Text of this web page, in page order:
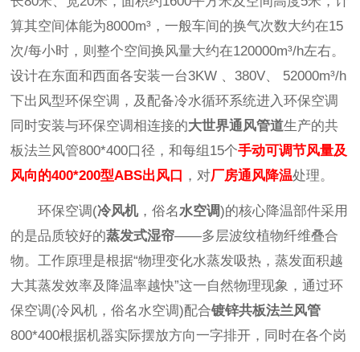
算其空间体能为8000m³，一般车间的换气次数大约在15
次/每小时，则整个空间换风量大约在120000m³/h左右。
设计在东面和西面各安装一台3KW 、380V、 52000m³/h
下出风型环保空调，及配备冷水循环系统进入环保空调
同时安装与环保空调相连接的大世界通风管道生产的共
板法兰风管800*400口径，和每组15个手动可调节风量及
风向的400*200型ABS出风口 ，对厂房通风降温处理。
环保空调(冷风机，俗名水空调)的核心降温部件采用
的是品质较好的蒸发式湿帘——多层波纹植物纤维叠合
物。工作原理是根据“物理变化水蒸发吸热，蒸发面积越
大其蒸发效率及降温率越快”这一自然物理现象，通过环
保空调(冷风机，俗名水空调)配合镀锌共板法兰风管
800*400根据机器实际摆放方向一字排开，同时在各个岗